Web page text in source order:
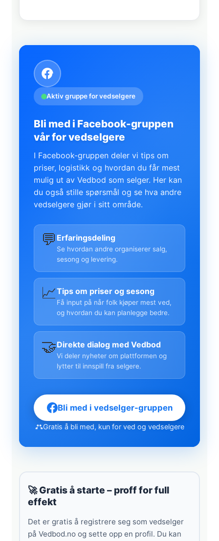
Aktiv gruppe for vedselgere
Bli med i Facebook-gruppen
vår for vedselgere
I Facebook-gruppen deler vi tips om
priser, logistikk og hvordan du får mest
mulig ut av Vedbod som selger. Her kan
du også stille spørsmål og se hva andre
vedselgere gjør i sitt område.
💬 Erfaringsdeling
Se hvordan andre organiserer salg,
sesong og levering.
📈Tips om priser og sesong
Få input på når folk kjøper mest ved,
og hvordan du kan planlegge bedre.
🤝Direkte dialog med Vedbod
Vi deler nyheter om plattformen og
lytter til innspill fra selgere.
Bli med i vedselger-gruppen
Gratis å bli med, kun for ved og vedselgere
🚀 Gratis å starte – proff for full
effekt
Det er gratis å registrere seg som vedselger
på Vedbod.no og sette opp en profil. Du kan